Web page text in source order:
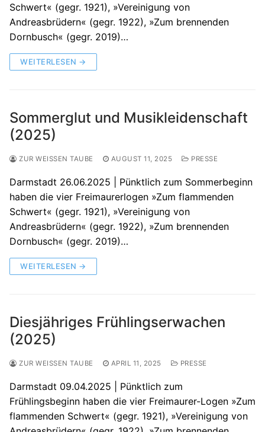
Schwert« (gegr. 1921), »Vereinigung von
Andreasbrüdern« (gegr. 1922), »Zum brennenden
Dornbusch« (gegr. 2019)…
WEITERLESEN →
Sommerglut und Musikleidenschaft
(2025)
ZUR WEISSEN TAUBE AUGUST 11, 2025 PRESSE
Darmstadt 26.06.2025 | Pünktlich zum Sommerbeginn
haben die vier Freimaurerlogen »Zum flammenden
Schwert« (gegr. 1921), »Vereinigung von
Andreasbrüdern« (gegr. 1922), »Zum brennenden
Dornbusch« (gegr. 2019)…
WEITERLESEN →
Diesjähriges Frühlingserwachen
(2025)
ZUR WEISSEN TAUBE APRIL 11, 2025 PRESSE
Darmstadt 09.04.2025 | Pünktlich zum
Frühlingsbeginn haben die vier Freimaurer-Logen »Zum
flammenden Schwert« (gegr. 1921), »Vereinigung von